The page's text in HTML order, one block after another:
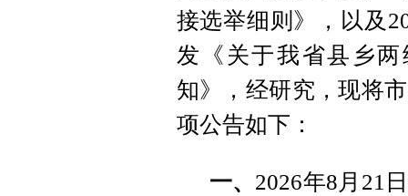
接选举细则》，以及
发《关于我省县乡
知》，经研究，现将
项公告如下：
一、 2026年8月21